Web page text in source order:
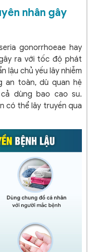
nhân gây
gonorrhoeae hay
ra với tốc độ phát
lậu chủ yếu lây nhiễm
an toàn, dù quan hệ
dùng bao cao su.
có thể lây truyền qua